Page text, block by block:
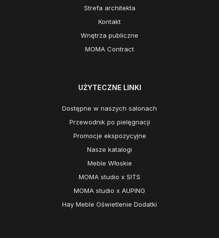
Strefa architekta
Kontakt
Wnętrza publiczne
MOMA Contract
UŻYTECZNE LINKI
Dostępne w naszych salonach
Przewodnik po pielęgnacji
Promocje ekspozycyjne
Nasze katalogi
Meble Włoskie
MOMA studio x SITS
MOMA studio x AUPING
Hay Meble Oświetlenie Dodatki